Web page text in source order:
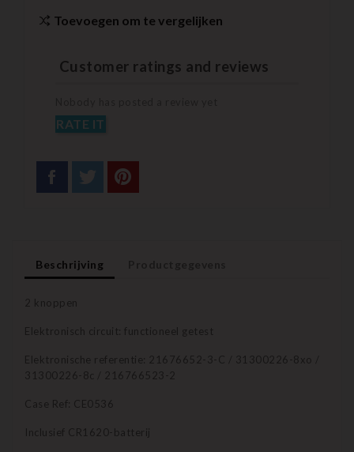
Toevoegen om te vergelijken
Customer ratings and reviews
RATE IT
Beschrijving
2 knoppen
Elektronisch circuit: functioneel getest
Elektronische referentie: 21676652-3-C / 31300226-8xo /
31300226-8c / 216766523-2
Case Ref: CE0536
Inclusief CR1620-batterij